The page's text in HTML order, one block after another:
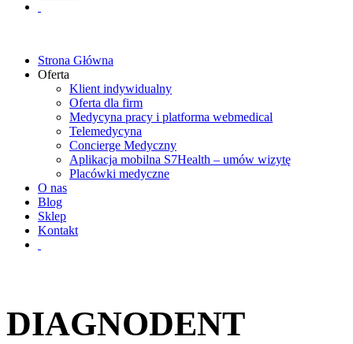
Strona Główna
Oferta
Klient indywidualny
Oferta dla firm
Medycyna pracy i platforma webmedical
Telemedycyna
Concierge Medyczny
Aplikacja mobilna S7Health – umów wizytę
Placówki medyczne
O nas
Blog
Sklep
Kontakt
DIAGNODENT